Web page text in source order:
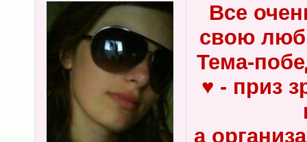
Все
свою
Тема-
♥ - приз
а